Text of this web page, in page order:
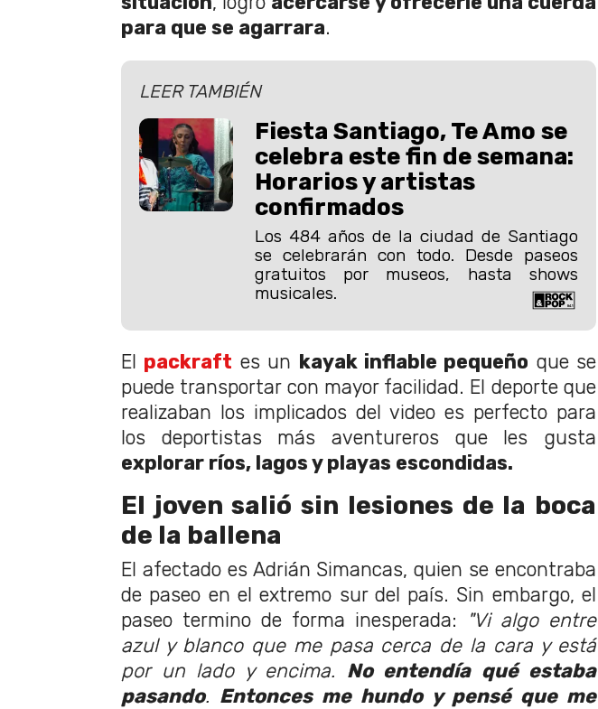
para que se agarrara.
LEER TAMBIÉN
Fiesta Santiago, Te Amo se
celebra este fin de semana:
Horarios y artistas
confirmados
Los 484 años de la ciudad de Santiago
se celebrarán con todo. Desde paseos
gratuitos por museos, hasta shows
musicales.
El packraft es un kayak inflable pequeño que se
puede transportar con mayor facilidad. El deporte que
realizaban los implicados del video es perfecto para
los deportistas más aventureros que les gusta
explorar ríos, lagos y playas escondidas.
El joven salió sin lesiones de la boca
de la ballena
El afectado es Adrián Simancas, quien se encontraba
de paseo en el extremo sur del país. Sin embargo, el
paseo termino de forma inesperada:
"Vi algo entre
azul y blanco que me pasa cerca de la cara y está
por un lado y encima. No entendía qué estaba
pasando. Entonces me hundo y pensé que me